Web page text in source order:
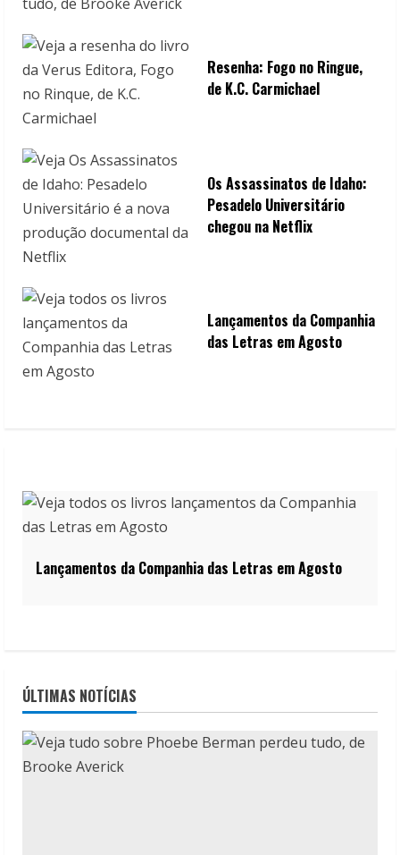
Resenha: Fogo no Ringue,
de K.C. Carmichael
Os Assassinatos de Idaho:
Pesadelo Universitário
chegou na Netflix
Lançamentos da Companhia
das Letras em Agosto
Lançamentos da Companhia das Letras em Agosto
ÚLTIMAS NOTÍCIAS